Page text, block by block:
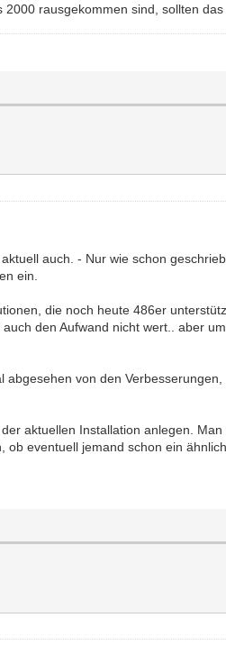
rausgekommen sind, sollten das
auch. - Nur wie schon
ein.
die noch heute 486er
den Aufwand nicht wert.. aber
abgesehen von den
aktuellen Installation anlegen. Man
ob eventuell jemand schon ein